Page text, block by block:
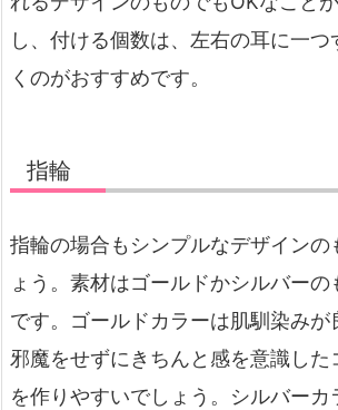
し、付ける個数は、左右の耳に一つ
くのがおすすめです。
指輪
指輪の場合もシンプルなデザインの
ょう。素材はゴールドかシルバーの
です。ゴールドカラーは肌馴染みが
邪魔をせずにきちんと感を意識した
を作りやすいでしょう。シルバーカ